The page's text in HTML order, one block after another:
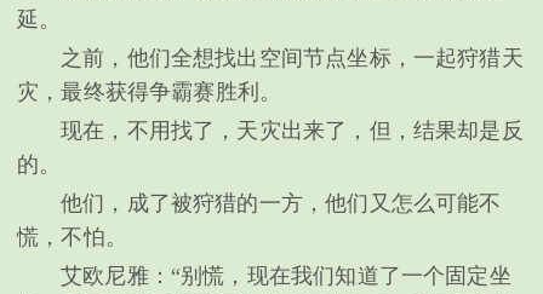
延。
之前，他们全想找出空间节点坐标，一起狩猎天
灾，最终获得争霸赛胜利。
现在，不用找了，天灾出来了，但，结果却是反
的。
他们，成了被狩猎的一方，他们又怎么可能不
慌，不怕。
艾欧尼雅：“别慌，现在我们知道了一个固定坐